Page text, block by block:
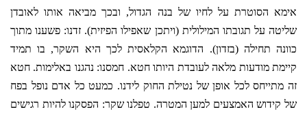
אימא הסוטרת על לחיו של בנה הגדול, ובכך מביאה אותו לאובדן
שליטה על תגובתו המילולית (ויתכן שאפילו הפיזית). זדנו: פשענו מתוך
כוונה תחילה (בזדון). הדוגמא הקלאסית לכך היא השקר, בו תמיד
קיימת מודעות מלאה לעובדת היותו חטא. חמסנו: נהגנו באלימות. חטא
זה מתייחס לכל אופן של נטילת החוק לידנו. כמעט כל אדם נופל בפח
של קידוש האמצעים למען המטרה. טפלנו שקר: הפסקנו להיות רגישים